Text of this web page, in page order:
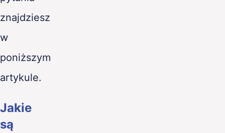
znajdziesz
w
poniższym
artykule.
Jakie
są